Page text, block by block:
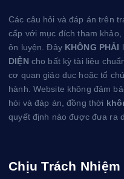
Các câu hỏi và đáp án trên
cấp với mục đích tham
ôn luyện. Đây KHÔNG PHẢI
DIỆN cho bất kỳ tài liệu
cơ quan giáo dục hoặc tổ
hành. Website không đảm
hỏi và đáp án, đồng thời
quyết định nào được đưa ra
Chịu Trách Nhiệm